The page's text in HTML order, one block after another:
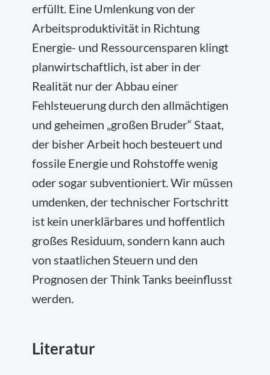
erfüllt. Eine Umlenkung von der
Arbeitsproduktivität in Richtung
Energie- und Ressourcensparen klingt
planwirtschaftlich, ist aber in der
Realität nur der Abbau einer
Fehlsteuerung durch den allmächtigen
und geheimen „großen Bruder“ Staat,
der bisher Arbeit hoch besteuert und
fossile Energie und Rohstoffe wenig
oder sogar subventioniert. Wir müssen
umdenken, der technischer Fortschritt
ist kein unerklärbares und hoffentlich
großes Residuum, sondern kann auch
von staatlichen Steuern und den
Prognosen der Think Tanks beeinflusst
werden.
Literatur